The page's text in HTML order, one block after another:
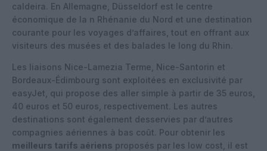
caldeira. En Allemagne, Düsseldorf est le centre
économique de la n Rhénanie du Nord et une destination
courante pour les voyages d’affaires, tout en offrant aux
visiteurs des musées et des balades le long du Rhin.
Les liaisons Nice-Lamezia Terme, Nice-Santorin et
Bordeaux-Édimbourg sont exploitées en exclusivité par
easyJet, qui propose des aller simple à partir de 35 euros,
40 euros et 50 euros, respectivement. Les autres
destinations sont également desservies par d’autres
compagnies aériennes à bas coût. Pour obtenir les
meilleurs tarifs aériens proposés par les low cost, il est